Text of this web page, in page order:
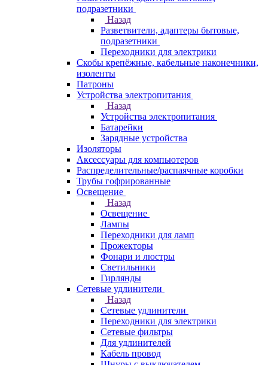
подразетники
Назад
Разветвители, адаптеры бытовые,
подразетники
Переходники для электрики
Скобы крепёжные, кабельные наконечники,
изоленты
Патроны
Устройства электропитания
Назад
Устройства электропитания
Батарейки
Зарядные устройства
Изоляторы
Аксессуары для компьютеров
Распределительные/распаячные коробки
Трубы гофрированные
Освещение
Назад
Освещение
Лампы
Переходники для ламп
Прожекторы
Фонари и люстры
Светильники
Гирлянды
Сетевые удлинители
Назад
Сетевые удлинители
Переходники для электрики
Сетевые фильтры
Для удлинителей
Кабель провод